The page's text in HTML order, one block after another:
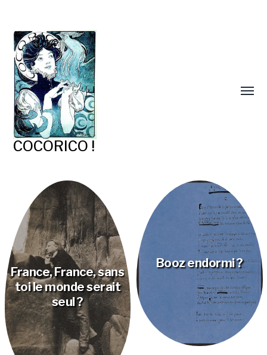
COCORICO !
France, France, sans
toi le monde serait
seul ?
Booz endormi ?